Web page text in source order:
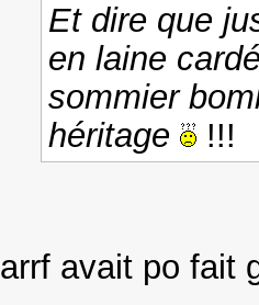
Et dire que
en laine
sommier
héritage
!!!
arrf avait po fait